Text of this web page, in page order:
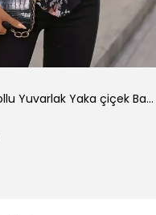
Kadın Kısa Kollu Yuvarlak Yaka çiçek Baskılı Asimetrik Kesim şifon Bluz